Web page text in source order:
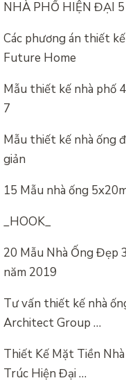
NHÀ PHỐ HIỆN ĐẠI
Các phương án thiết
Future Home
Mẫu thiết kế nhà phố
7
Mẫu thiết kế nhà ống
giản
15 Mẫu nhà ống
_HOOK_
20 Mẫu Nhà Ống Đẹp
năm 2019
Tư vấn thiết kế nhà
Architect Group …
Thiết Kế Mặt Tiền
Trúc Hiện Đại …